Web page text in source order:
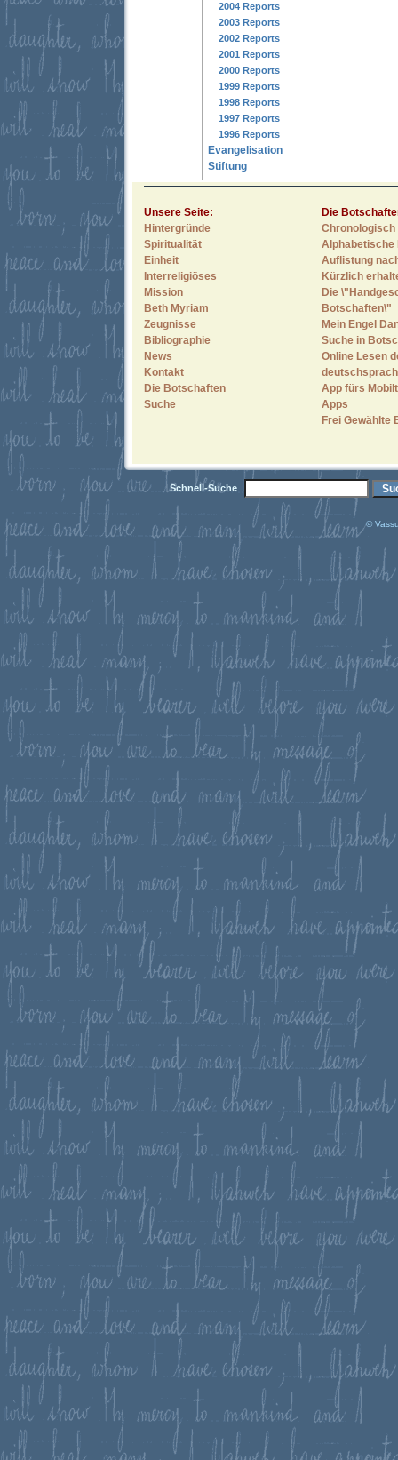
2004 Reports
2003 Reports
2002 Reports
2001 Reports
2000 Reports
1999 Reports
1998 Reports
1997 Reports
1996 Reports
Evangelisation
Stiftung
Unsere Seite:
Hintergründe
Spiritualität
Einheit
Interreligiöses
Mission
Beth Myriam
Zeugnisse
Bibliographie
News
Kontakt
Die Botschaften
Suche
Die
Alphabetische
Auflistung
Kürzlich
Die
Botschaften\"
Mein Engel
Suche in
Online Lesen
App fürs
Apps
Frei Gewählte
Schnell-Suche
©